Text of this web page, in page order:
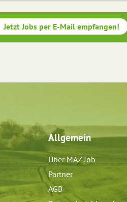
Jetzt Jobs per E-Mail empfangen!
Allgemein
Über MAZ Job
Partner
AGB